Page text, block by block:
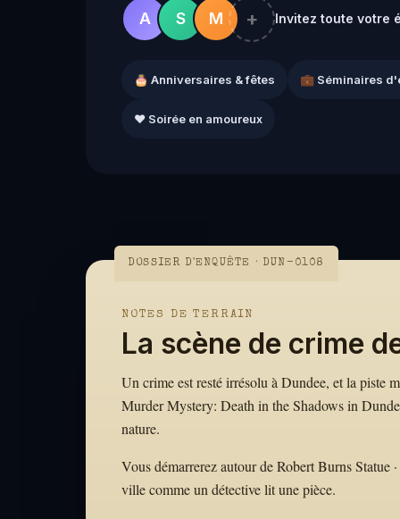
A S M + Invitez toute votre
🎂 Anniversaires & fêtes 💼 Séminaires
❤️ Soirée en amoureux
DOSSIER D'ENQUÊTE · DUN-0108
NOTES DE TERRAIN
La scène de crime
Un crime est resté irrésolu à Dundee, et la piste
Murder Mystery: Death in the Shadows in
nature.
Vous démarrerez autour de Robert Burns Statue
ville comme un détective lit une pièce.